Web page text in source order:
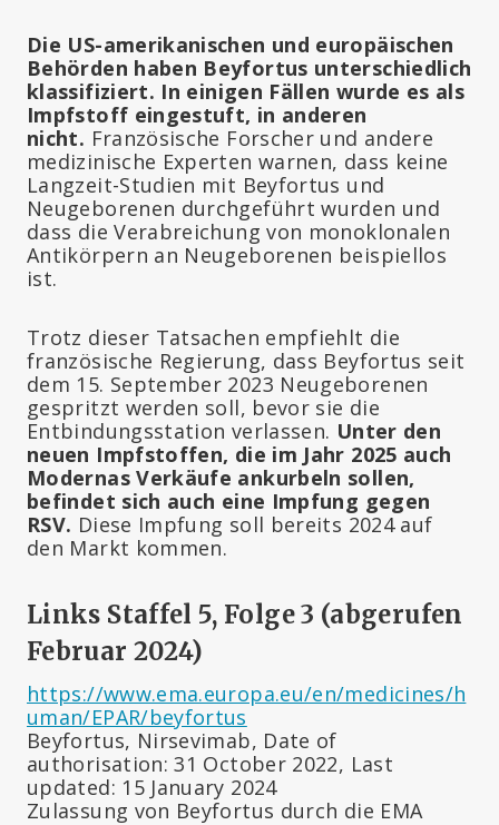
Die US-amerikanischen und europäischen
Behörden haben Beyfortus unterschiedlich
klassifiziert. In einigen Fällen wurde es als
Impfstoff eingestuft, in anderen
nicht. Französische Forscher und andere
medizinische Experten warnen, dass keine
Langzeit-Studien mit Beyfortus und
Neugeborenen durchgeführt wurden und
dass die Verabreichung von monoklonalen
Antikörpern an Neugeborenen beispiellos
ist.
Trotz dieser Tatsachen empfiehlt die
französische Regierung, dass Beyfortus seit
dem 15. September 2023 Neugeborenen
gespritzt werden soll, bevor sie die
Entbindungsstation verlassen. Unter den
neuen Impfstoffen, die im Jahr 2025 auch
Modernas Verkäufe ankurbeln sollen,
befindet sich auch eine Impfung gegen
RSV. Diese Impfung soll bereits 2024 auf
den Markt kommen.
Links Staffel 5, Folge 3 (abgerufen
Februar 2024)
https://www.ema.europa.eu/en/medicines/h
uman/EPAR/beyfortus
Beyfortus, Nirsevimab, Date of
authorisation: 31 October 2022, Last
updated: 15 January 2024
Zulassung von Beyfortus durch die EMA